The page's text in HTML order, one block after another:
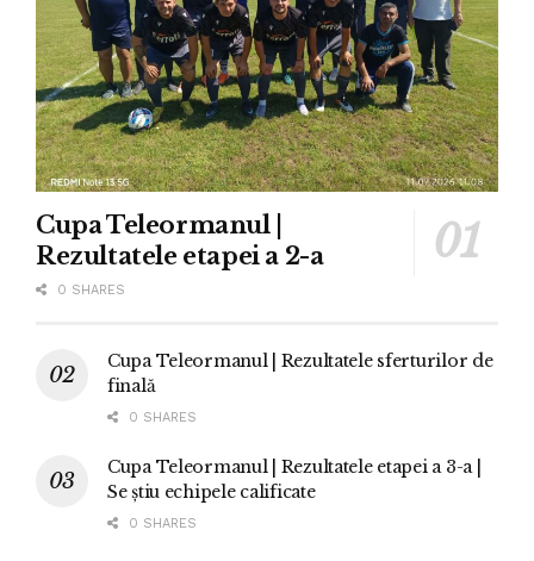
Cupa Teleormanul |
Rezultatele etapei a 2-a
0 SHARES
Cupa Teleormanul | Rezultatele sferturilor de
finală
0 SHARES
Cupa Teleormanul | Rezultatele etapei a 3-a |
Se știu echipele calificate
0 SHARES